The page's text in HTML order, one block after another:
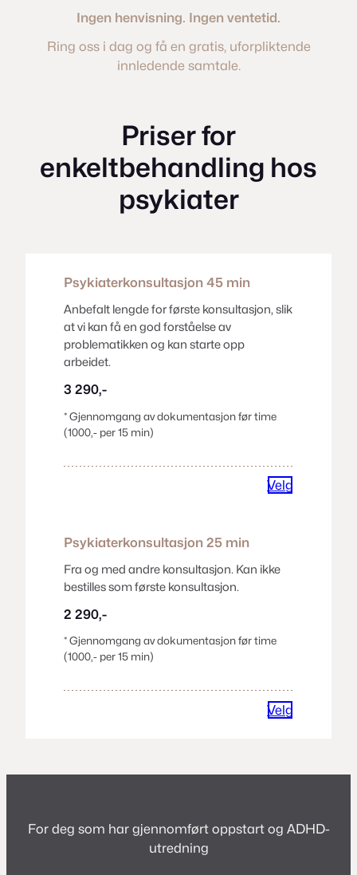
Ingen henvisning. Ingen ventetid.
Ring oss i dag og få en gratis, uforpliktende
innledende samtale.
Priser for
enkeltbehandling hos
psykiater
Psykiaterkonsultasjon 45 min
Anbefalt lengde for første konsultasjon, slik
at vi kan få en god forståelse av
problematikken og kan starte opp
arbeidet.
3 290,-
* Gjennomgang av dokumentasjon før time
(1000,- per 15 min)
Velg
Psykiaterkonsultasjon 25 min
Fra og med andre konsultasjon. Kan ikke
bestilles som første konsultasjon.
2 290,-
* Gjennomgang av dokumentasjon før time
(1000,- per 15 min)
Velg
For deg som har gjennomført oppstart og ADHD-
utredning